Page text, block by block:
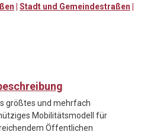
Stadt und Gemeindestraßen
größtes und mehrfach
Mobilitätsmodell für
Öffentlichen